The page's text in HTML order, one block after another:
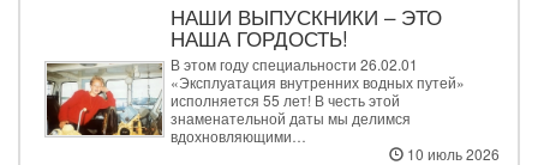
НАШИ ВЫПУСКНИКИ – ЭТО
НАША ГОРДОСТЬ!
В этом году специальности 26.02.01
«Эксплуатация внутренних водных путей»
исполняется 55 лет! В честь этой
знаменательной даты мы делимся
вдохновляющими…
10 июль 2026